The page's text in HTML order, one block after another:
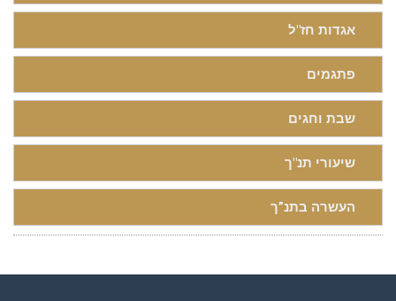
אגדות חז"ל
פתגמים
שבת וחגים
שיעורי תנ"ך
העשרה בתנ”ך